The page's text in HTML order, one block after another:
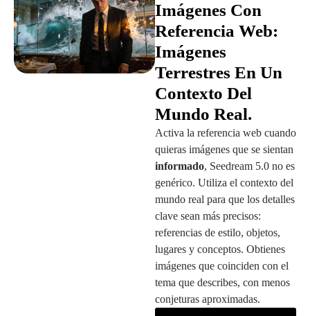
Imágenes Con
Referencia Web:
Imágenes
Terrestres En Un
Contexto Del
Mundo Real.
Activa la referencia web cuando
quieras imágenes que se sientan
informado, Seedream 5.0 no es
genérico. Utiliza el contexto del
mundo real para que los detalles
clave sean más precisos:
referencias de estilo, objetos,
lugares y conceptos. Obtienes
imágenes que coinciden con el
tema que describes, con menos
conjeturas aproximadas.